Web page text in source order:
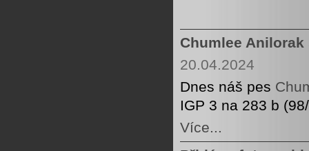
Chumlee
20.04.2024
Dnes náš pes
IGP 3 na 283 b
Více...